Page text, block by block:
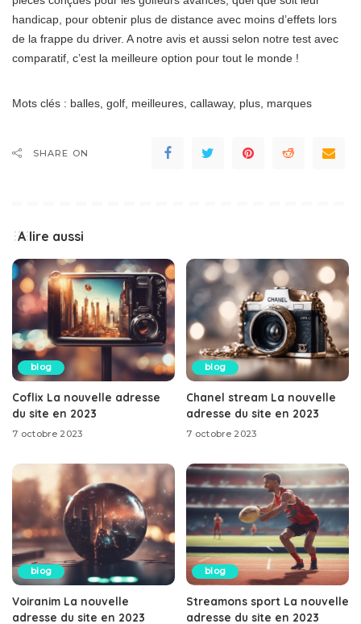
handicap, pour obtenir plus de distance avec moins d’effets lors
de la frappe du driver. A notre avis et aussi selon notre test avec
comparatif, c’est la meilleure option pour tout le monde !
Mots clés : balles, golf, meilleures, callaway, plus, marques
SHARE ON
A lire aussi
blog
Coflix La nouvelle adresse
du site en 2023
7 octobre 2023
blog
Chanel stream La nouvelle
adresse du site en 2023
7 octobre 2023
blog
Voiranim La nouvelle
adresse du site en 2023
blog
Streamons sport La nouvelle
adresse du site en 2023